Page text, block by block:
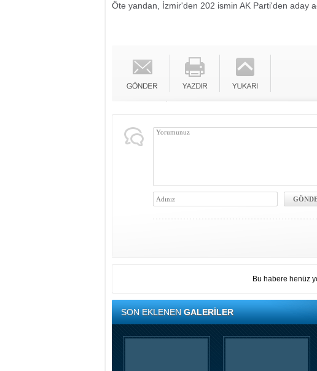
Öte yandan, İzmir'den 202 ismin AK Parti'den aday
Bu habere henüz
SON EKLENENGALERİLER